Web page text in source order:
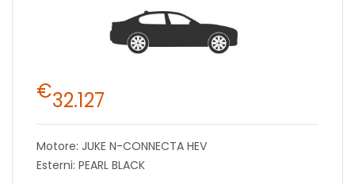
€32.127
Motore: JUKE N-CONNECTA HEV
Esterni: PEARL BLACK